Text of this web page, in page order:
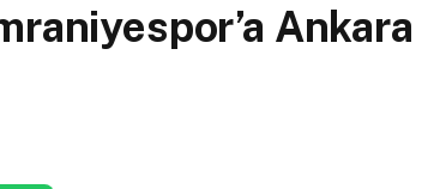
Ankara